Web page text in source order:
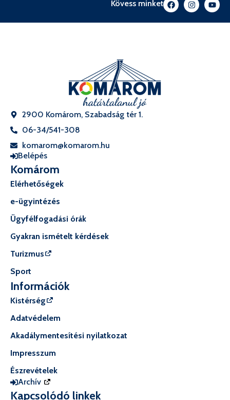
Kövess minket
2900 Komárom, Szabadság tér 1.
06-34/541-308
komarom@komarom.hu
Belépés
Komárom
Elérhetőségek
e-ügyintézés
Ügyfélfogadási órák
Gyakran ismételt kérdések
Turizmus
Sport
Információk
Kistérség
Adatvédelem
Akadálymentesítési nyilatkozat
Impresszum
Észrevételek
Archív
Kapcsolódó linkek